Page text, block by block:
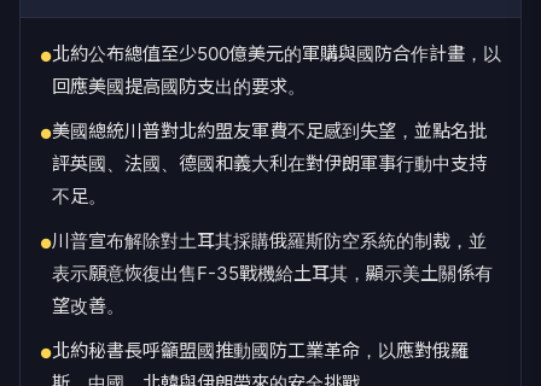
●北約公布總值至少500億美元的軍購與國防合作計畫，以
回應美國提高國防支出的要求。
●美國總統川普對北約盟友軍費不足感到失望，並點名批
評英國、法國、德國和義大利在對伊朗軍事行動中支持
不足。
●川普宣布解除對土耳其採購俄羅斯防空系統的制裁，並
表示願意恢復出售F-35戰機給土耳其，顯示美土關係有
望改善。
●北約秘書長呼籲盟國推動國防工業革命，以應對俄羅